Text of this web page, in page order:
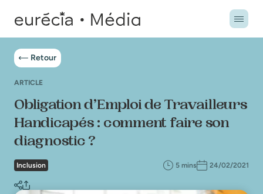
Retour
ARTICLE
Obligation d’Emploi de Travailleurs
Handicapés : comment faire son
diagnostic ?
Inclusion 5 mins 24/02/2021